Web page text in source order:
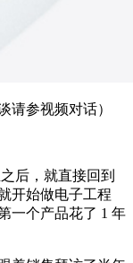
请参视频对话）
后，就直接回到
开始做电子工程
一个产品花了 1 年